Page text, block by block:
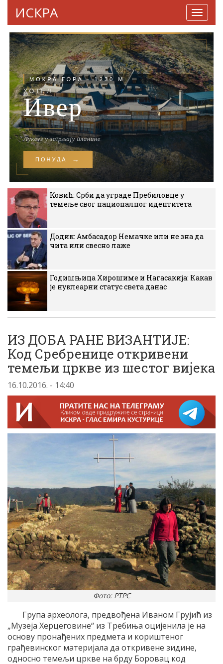
ИСКРА
Ковић: Срби да уграде Пребиловце у
темеље свог националног идентитета
Додик: Амбасадор Немачке или не зна да
чита или свесно лаже
Годишњица Хирошиме и Нагасакија: Какав
је нуклеарни статус света данас
ИЗ ДОБА РАНЕ ВИЗАНТИЈЕ:
Код Сребренице откривени
темељи цркве из шестог вијека
16.10.2016. - 14:40
Фото: РТРС
Група археолога, предвођена Иваном Грујић из
„Музеја Херцеговине“ из Требиња оцијенила је на
основу пронађених предмета и кориштеног
грађевинског материјала да откривене зидине,
односно темељи цркве на брду Боровац код